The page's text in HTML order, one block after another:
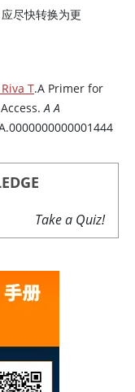
尽快转换为更
T.A Primer for
A A
Take a Quiz!